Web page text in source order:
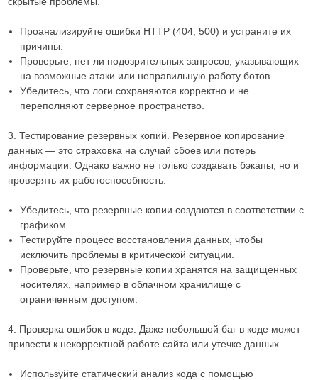
Проанализируйте ошибки HTTP (404, 500) и устраните их
причины.
Проверьте, нет ли подозрительных запросов, указывающих
на возможные атаки или неправильную работу ботов.
Убедитесь, что логи сохраняются корректно и не
переполняют серверное пространство.
3. Тестирование резервных копий. Резервное копирование
данных — это страховка на случай сбоев или потерь
информации. Однако важно не только создавать бэкапы, но и
проверять их работоспособность.
Убедитесь, что резервные копии создаются в соответствии с
графиком.
Тестируйте процесс восстановления данных, чтобы
исключить проблемы в критической ситуации.
Проверьте, что резервные копии хранятся на защищенных
носителях, например в облачном хранилище с
ограниченным доступом.
4. Проверка ошибок в коде. Даже небольшой баг в коде может
привести к некорректной работе сайта или утечке данных.
Используйте статический анализ кода с помощью